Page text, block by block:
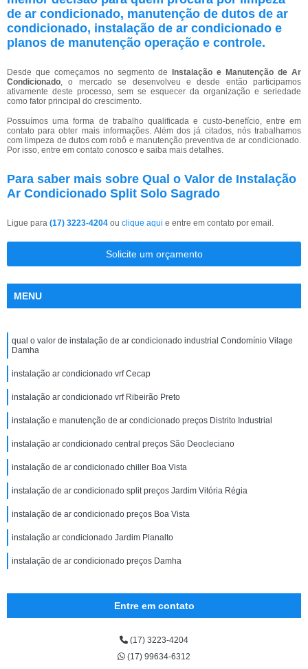
de ar condicionado, manutenção de dutos de ar
condicionado, instalação de ar condicionado e
planos de manutenção operação e controle.
Desde que começamos no segmento de
Instalação e Manutenção de Ar
Condicionado, o mercado se desenvolveu e desde então participamos
ativamente deste processo, sem se esquecer da organização e seriedade
como fator principal do crescimento.
Possuímos uma forma de trabalho qualificada e custo-benefício, entre em
contato para obter mais informações. Além dos já citados, nós trabalhamos
com limpeza de dutos com robô e manutenção preventiva de ar condicionado.
Por isso, entre em contato conosco e saiba mais detalhes.
Para saber mais sobre Qual o Valor de Instalação
Ar Condicionado Split Solo Sagrado
Ligue para (17) 3223-4204 ou clique aqui e entre em contato por email.
Solicite um orçamento
MENU
qual o valor de instalação de ar condicionado industrial Condomínio Vilage
Damha
instalação ar condicionado vrf Cecap
instalação ar condicionado vrf Ribeirão Preto
instalação e manutenção de ar condicionado preços Distrito Industrial
instalação ar condicionado central preços São Deocleciano
instalação de ar condicionado chiller Boa Vista
instalação de ar condicionado split preços Jardim Vitória Régia
instalação de ar condicionado preços Boa Vista
instalação ar condicionado Jardim Planalto
instalação de ar condicionado preços Damha
Entre em contato
(17) 3223-4204
(17) 99634-6312